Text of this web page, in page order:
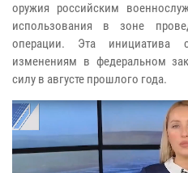
оружия российским
использования в зоне
операции. Эта инициатива
изменениям в федеральном
силу в августе прошлого года.